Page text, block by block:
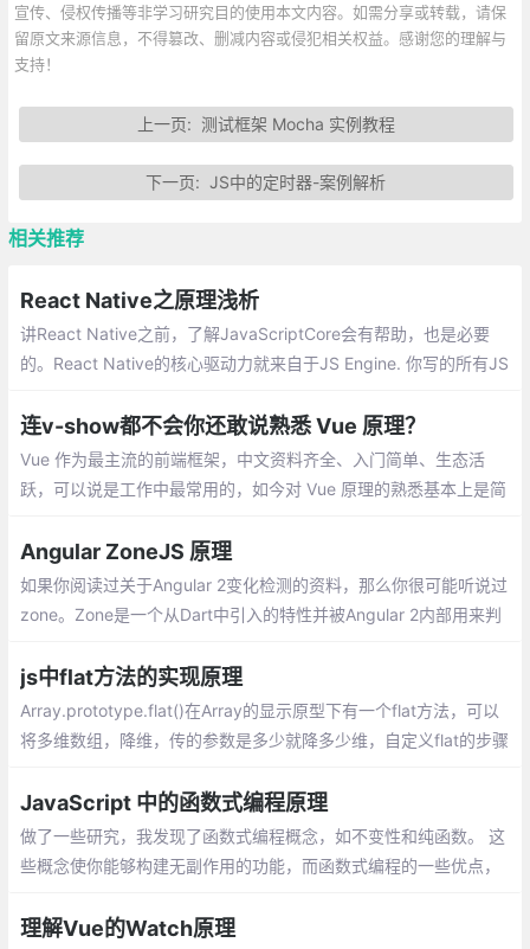
宣传、侵权传播等非学习研究目的使用本文内容。如需分享或转载，请保
留原文来源信息，不得篡改、删减内容或侵犯相关权益。感谢您的理解与
支持！
上一页: 测试框架 Mocha 实例教程
下一页:JS中的定时器-案例解析
相关推荐
React Native之原理浅析
讲React Native之前，了解JavaScriptCore会有帮助，也是必要
的。React Native的核心驱动力就来自于JS Engine. 你写的所有JS
无法享受ReactJS给原生应用开发带来的便利的
连v-show都不会你还敢说熟悉 Vue 原理？
Vue 作为最主流的前端框架，中文资料齐全、入门简单、生态活
跃，可以说是工作中最常用的，如今对 Vue 原理的熟悉基本上是简
多简历上都写了：
Angular ZoneJS 原理
如果你阅读过关于Angular 2变化检测的资料，那么你很可能听说过
zone。Zone是一个从Dart中引入的特性并被Angular 2内部用来判
js中flat方法的实现原理
Array.prototype.flat()在Array的显示原型下有一个flat方法，可以
将多维数组，降维，传的参数是多少就降多少维，自定义flat的步骤
组，若不是数组则返回undefined
JavaScript 中的函数式编程原理
做了一些研究，我发现了函数式编程概念，如不变性和纯函数。 这
些概念使你能够构建无副作用的功能，而函数式编程的一些优点，
码示例向您详细介绍函数式编程和一些重要概念。
理解Vue的Watch原理